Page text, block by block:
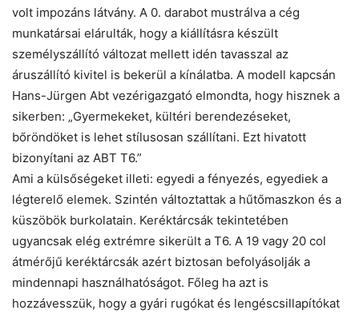
volt impozáns látvány. A 0. darabot mustrálva a cég
munkatársai elárulták, hogy a kiállításra készült
személyszállító változat mellett idén tavasszal az
áruszállító kivitel is bekerül a kínálatba. A modell kapcsán
Hans-Jürgen Abt vezérigazgató elmondta, hogy hisznek a
sikerben: „Gyermekeket, kültéri berendezéseket,
bőröndöket is lehet stílusosan szállítani. Ezt hivatott
bizonyítani az ABT T6.”
Ami a külsőségeket illeti: egyedi a fényezés, egyediek a
légterelő elemek. Szintén változtattak a hűtőmaszkon és a
küszöbök burkolatain. Keréktárcsák tekintetében
ugyancsak elég extrémre sikerült a T6. A 19 vagy 20 col
átmérőjű keréktárcsák azért biztosan befolyásolják a
mindennapi használhatóságot. Főleg ha azt is
hozzávesszük, hogy a gyári rugókat és lengéscsillapítókat